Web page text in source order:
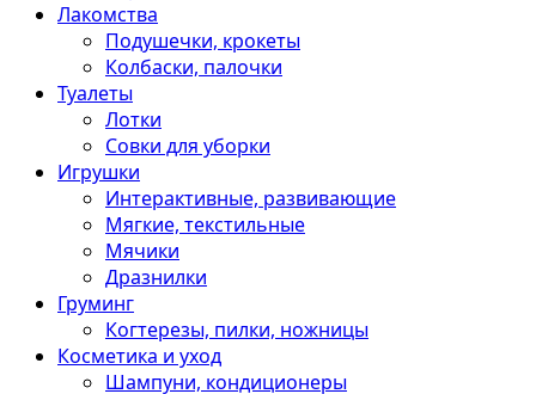
Лакомства
Подушечки, крокеты
Колбаски, палочки
Туалеты
Лотки
Совки для уборки
Игрушки
Интерактивные, развивающие
Мягкие, текстильные
Мячики
Дразнилки
Груминг
Когтерезы, пилки, ножницы
Косметика и уход
Шампуни, кондиционеры